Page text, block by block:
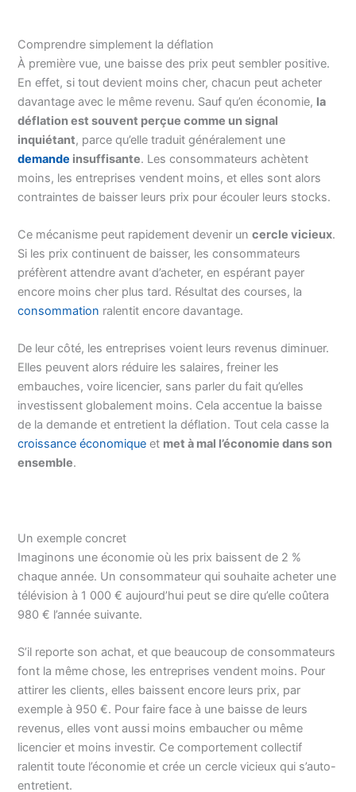
Comprendre simplement la déflation
À première vue, une baisse des prix peut sembler positive.
En effet, si tout devient moins cher, chacun peut acheter
davantage avec le même revenu. Sauf qu’en économie, la
déflation est souvent perçue comme un signal
inquiétant, parce qu’elle traduit généralement une
demande insuffisante. Les consommateurs achètent
moins, les entreprises vendent moins, et elles sont alors
contraintes de baisser leurs prix pour écouler leurs stocks.
Ce mécanisme peut rapidement devenir uncercle vicieux.
Si les prix continuent de baisser, les consommateurs
préfèrent attendre avant d’acheter, en espérant payer
encore moins cher plus tard. Résultat des courses, la
consommation ralentit encore davantage.
De leur côté, les entreprises voient leurs revenus diminuer.
Elles peuvent alors réduire les salaires, freiner les
embauches, voire licencier, sans parler du fait qu’elles
investissent globalement moins. Cela accentue la baisse
de la demande et entretient la déflation. Tout cela casse la
croissance économique et met à mal l’économie dans son
ensemble.
Un exemple concret
Imaginons une économie où les prix baissent de 2 %
chaque année. Un consommateur qui souhaite acheter une
télévision à 1 000 € aujourd’hui peut se dire qu’elle coûtera
980 € l’année suivante.
S’il reporte son achat, et que beaucoup de consommateurs
font la même chose, les entreprises vendent moins. Pour
attirer les clients, elles baissent encore leurs prix, par
exemple à 950 €. Pour faire face à une baisse de leurs
revenus, elles vont aussi moins embaucher ou même
licencier et moins investir. Ce comportement collectif
ralentit toute l’économie et crée un cercle vicieux qui s’auto-
entretient.